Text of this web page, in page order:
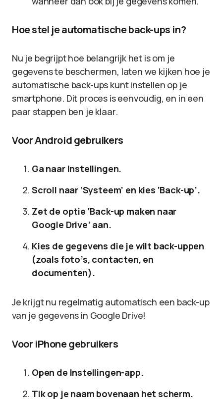
Hoe stel je automatische back-ups in?
Nu je begrijpt hoe belangrijk het is om je
gegevens te beschermen, laten we kijken hoe je
automatische back-ups kunt instellen op je
smartphone. Dit proces is eenvoudig, en in een
paar stappen ben je klaar.
Voor Android gebruikers
Ga naar Instellingen.
Scroll naar ‘Systeem’ en kies ‘Back-up’.
Zet de optie ‘Back-up maken naar
Google Drive’ aan.
Kies de gegevens die je wilt back-uppen
(zoals foto’s, contacten, en
documenten).
Je krijgt nu regelmatig automatisch een back-up
van je gegevens in Google Drive!
Voor iPhone gebruikers
Open de Instellingen-app.
Tik op je naam bovenaan het scherm.